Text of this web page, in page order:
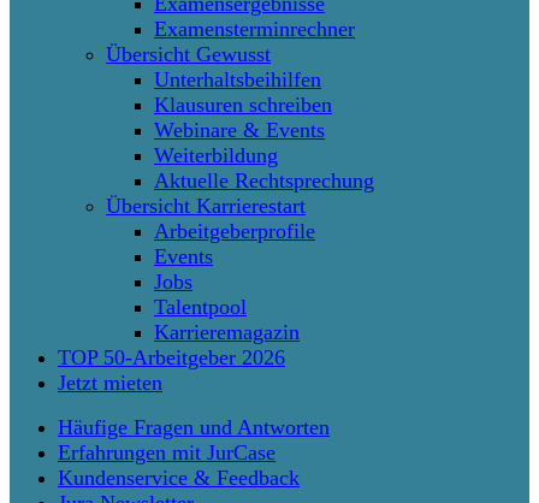
Examensterminrechner
Übersicht Gewusst
Unterhaltsbeihilfen
Klausuren schreiben
Webinare & Events
Weiterbildung
Aktuelle Rechtsprechung
Übersicht Karrierestart
Arbeitgeberprofile
Events
Jobs
Talentpool
Karrieremagazin
TOP 50-Arbeitgeber 2026
Jetzt mieten
Häufige Fragen und Antworten
Erfahrungen mit JurCase
Kundenservice & Feedback